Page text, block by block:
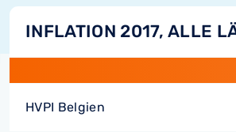
INFLATION 2017, ALLE
HVPI Belgien